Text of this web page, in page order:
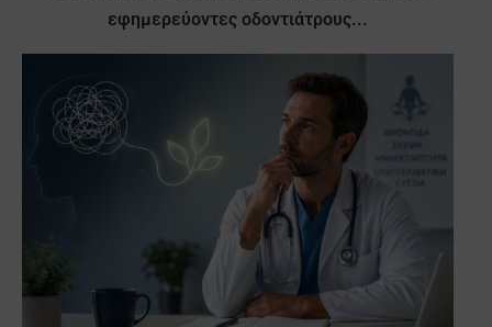
εφημερεύοντες οδοντιάτρους...